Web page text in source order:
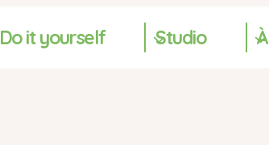
Do it yourself Studio